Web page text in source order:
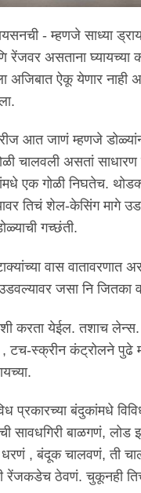
- म्हणजे साध्या
असताना
अजिबात ऐकू येणार
आत जाणं म्हणजे
चालवली असतां
एक गोळी निघतेच.
तिचं शेल-केसिंग मागे
गच्छंती.
वास वातावरणात
उडवल्यावर जसा नि
करता येईल. तशाच
टच-स्क्रीन कंट्रोलने पुढे
प्रकारच्या बंदुकांमधे
सावधगिरी बाळगणं,
, बंदूक चालवणं, ती
रेंजकडेच ठेवणं. चुकूनही